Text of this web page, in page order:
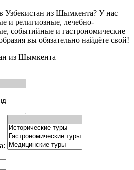
Узбекистан из Шымкента? У нас
и религиозные, лечебно-
событийные и гастрономические
вы обязательно найдёте свой!